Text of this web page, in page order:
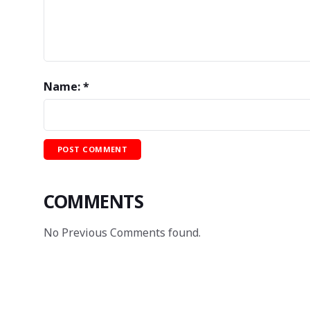
Name: *
COMMENTS
No Previous Comments found.